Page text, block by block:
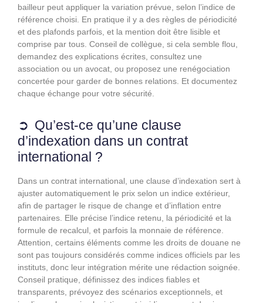
bailleur peut appliquer la variation prévue, selon l’indice de
référence choisi. En pratique il y a des règles de périodicité
et des plafonds parfois, et la mention doit être lisible et
comprise par tous. Conseil de collègue, si cela semble flou,
demandez des explications écrites, consultez une
association ou un avocat, ou proposez une renégociation
concertée pour garder de bonnes relations. Et documentez
chaque échange pour votre sécurité.
Qu’est-ce qu’une clause
d’indexation dans un contrat
international ?
Dans un contrat international, une clause d’indexation sert à
ajuster automatiquement le prix selon un indice extérieur,
afin de partager le risque de change et d’inflation entre
partenaires. Elle précise l’indice retenu, la périodicité et la
formule de recalcul, et parfois la monnaie de référence.
Attention, certains éléments comme les droits de douane ne
sont pas toujours considérés comme indices officiels par les
instituts, donc leur intégration mérite une rédaction soignée.
Conseil pratique, définissez des indices fiables et
transparents, prévoyez des scénarios exceptionnels, et